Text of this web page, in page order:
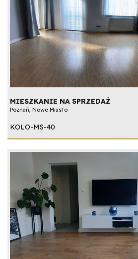
MIESZKANIE NA SPRZEDAŻ
Poznań, Nowe Miasto
KOLO-MS-40